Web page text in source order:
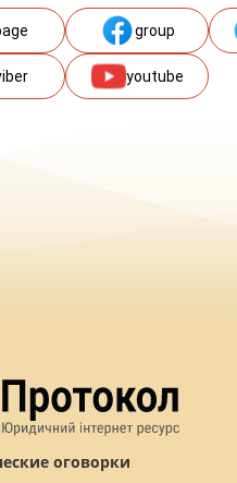
group
youtube
оговорки